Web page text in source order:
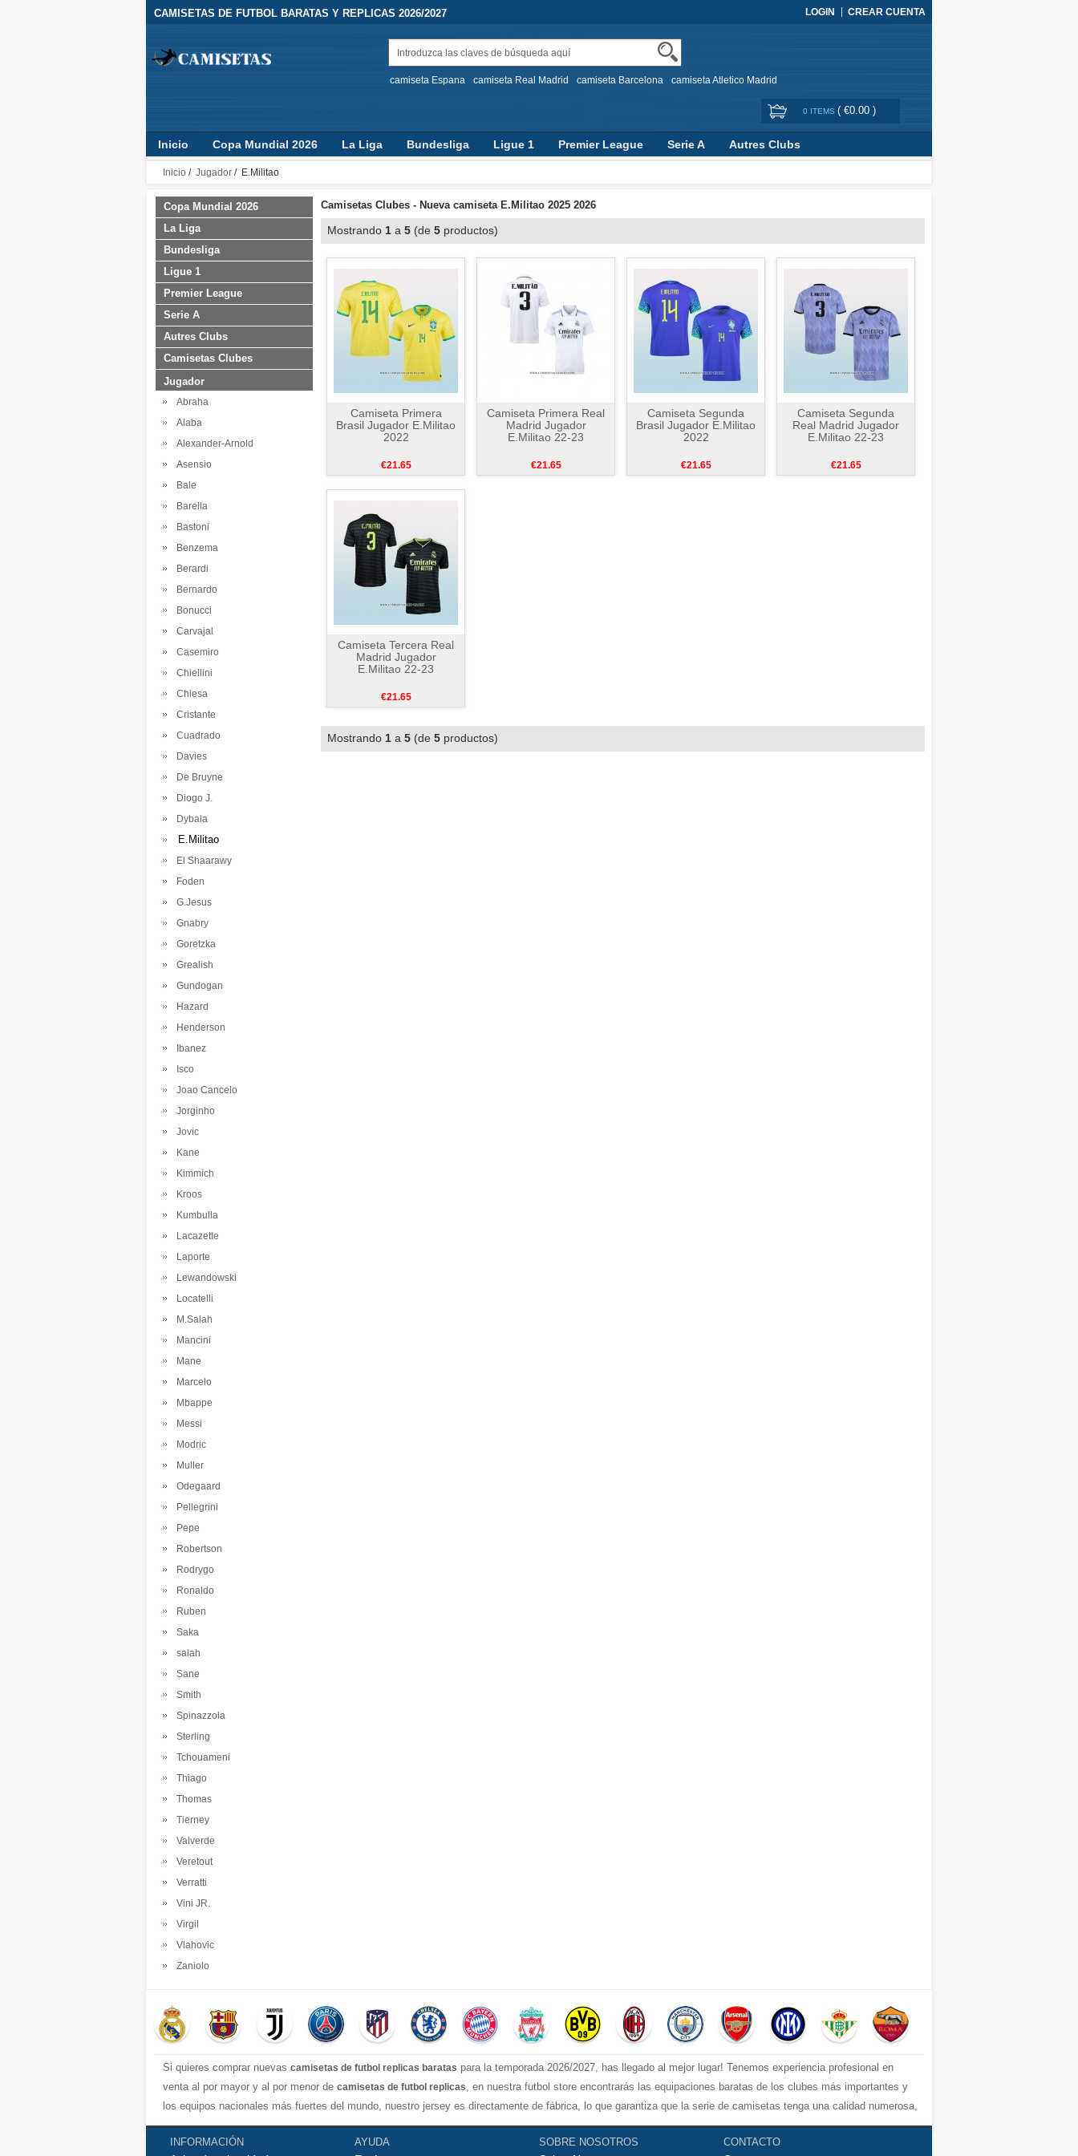
CAMISETAS DE FUTBOL BARATAS Y REPLICAS 2026/2027 LOGIN CREAR CUENTA
camiseta Espana camiseta Real Madrid camiseta Barcelona camiseta Atletico Madrid
0 ITEMS ( €0.00 )
Inicio Copa Mundial 2026 La Liga Bundesliga Ligue 1 Premier League Serie A
Autres Clubs
Camisetas Clubes
Inicio / Jugador / E.Militao
Copa Mundial 2026
La Liga
Bundesliga
Ligue 1
Premier League
Serie A
Autres Clubs
Camisetas Clubes
Jugador
Abraha
Alaba
Alexander-Arnold
Asensio
Bale
Barella
Bastoni
Benzema
Berardi
Bernardo
Bonucci
Carvajal
Casemiro
Chiellini
Chiesa
Cristante
Cuadrado
Davies
De Bruyne
Diogo J.
Dybala
E.Militao
El Shaarawy
Foden
G.Jesus
Gnabry
Goretzka
Grealish
Gundogan
Hazard
Henderson
Ibanez
Isco
Joao Cancelo
Jorginho
Jovic
Kane
Kimmich
Kroos
Kumbulla
Lacazette
Laporte
Lewandowski
Locatelli
M.Salah
Mancini
Mane
Marcelo
Mbappe
Messi
Modric
Muller
Odegaard
Pellegrini
Pepe
Robertson
Rodrygo
Ronaldo
Ruben
Saka
salah
Sane
Smith
Spinazzola
Sterling
Tchouameni
Thiago
Thomas
Tierney
Valverde
Veretout
Verratti
Vini JR.
Virgil
Vlahovic
Zaniolo
Camisetas Clubes - Nueva camiseta E.Militao 2025 2026
Mostrando 1 a 5 (de 5 productos)
Camiseta Primera
Brasil Jugador E.Militao
2022
€21.65
Camiseta Primera Real
Madrid Jugador
E.Militao 22-23
€21.65
Camiseta Segunda
Brasil Jugador E.Militao
2022
€21.65
Camiseta Segunda
Real Madrid Jugador
E.Militao 22-23
€21.65
Camiseta Tercera Real
Madrid Jugador
E.Militao 22-23
€21.65
Mostrando 1 a 5 (de 5 productos)
Si quieres comprar nuevas camisetas de futbol replicas baratas para la temporada 2026/2027, has llegado al mejor lugar! Tenemos experiencia profesional en
venta al por mayor y al por menor de camisetas de futbol replicas, en nuestra futbol store encontrarás las equipaciones baratas de los clubes más importantes y
los equipos nacionales más fuertes del mundo, nuestro jersey es directamente de fábrica, lo que garantiza que la serie de camisetas tenga una calidad numerosa,
completa y excelente con una variedad de estilos confiable, Actualizar rápidamente las camisetas de fútbol de la liga superior, por ejemplo: equipacion Barcelona,
real madrid jersey, Atletico de Madrid shirt, camiseta Manchester United...etc! Nuestra misión es ofrecer a los fanáticos del fútbol los mejores precios y
INFORMACIÓN AYUDA SOBRE NOSOTROS CONTACTO